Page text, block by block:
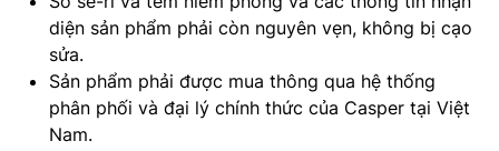
diện sản phẩm phải còn nguyên vẹn, không bị cạo
sửa.
Sản phẩm phải được mua thông qua hệ thống
phân phối và đại lý chính thức của Casper tại Việt
Nam.